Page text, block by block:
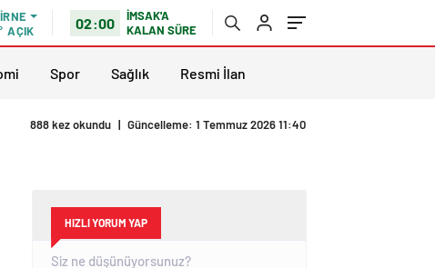
AÇIK 02:00
İMSAK'A
KALAN SÜRE
Spor Sağlık Resmi İlan
888 kez okundu | Güncelleme: 1 Temmuz 2026 11:40
HIZLI YORUM YAP